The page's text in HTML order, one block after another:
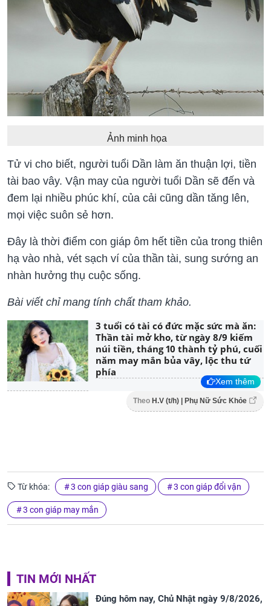
Ảnh minh họa
Tử vi cho biết, người tuổi Dần làm ăn thuận lợi, tiền
tài bao vây. Vận may của người tuổi Dần sẽ đến và
đem lại nhiều phúc khí, của cải cũng dần tăng lên,
mọi việc suôn sẻ hơn.
Đây là thời điểm con giáp ôm hết tiền của trong thiên
hạ vào nhà, vét sạch ví của thần tài, sung sướng an
nhàn hưởng thụ cuộc sống.
Bài viết chỉ mang tính chất tham khảo.
3 tuổi có tài có đức mặc sức mà ăn:
Thần tài mở kho, từ ngày 8/9 kiếm
núi tiền, tháng 10 thành tỷ phú, cuối
năm may mắn bủa vây, lộc thu tứ
phía
Xem thêm
Theo H.V (t/h) | Phụ Nữ Sức Khỏe
Từ khóa: 3 con giáp giàu sang 3 con giáp đổi vận
3 con giáp may mắn
TIN MỚI NHẤT
Đúng hôm nay, Chủ Nhật ngày 9/8/2026,